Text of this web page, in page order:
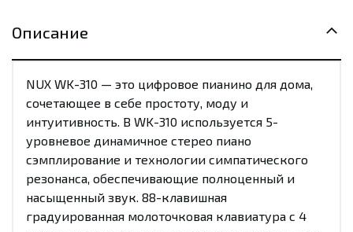
Описание
NUX WK-310 — это цифровое пианино для дома,
сочетающее в себе простоту, моду и
интуитивность. В WK-310 используется 5-
уровневое динамичное стерео пиано
сэмплирование и технологии симпатического
резонанса, обеспечивающие полноценный и
насыщенный звук. 88-клавишная
градуированная молоточковая клавиатура с 4